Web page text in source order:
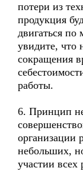
потери из
продукция
двигаться по
увидите, что
сокращения
работы.
6. Принцип
организации
небольших,
участии всех